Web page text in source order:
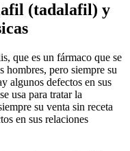
(tadalafil) y
que es un fármaco que se
hombres, pero siempre su
algunos defectos en sus
usa para tratar la
su venta sin receta
en sus relaciones